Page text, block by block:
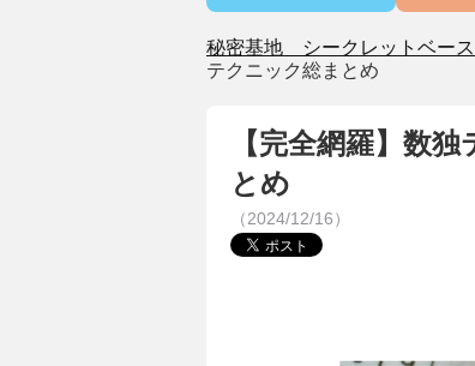
秘密基地 シークレットベー
テクニック総まとめ
【完全網羅】数
とめ
（2024/12/16）